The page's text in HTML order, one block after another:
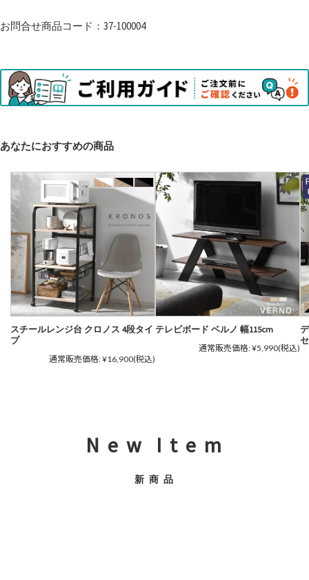
お問合せ商品コード：37-100004
あなたにおすすめの商品
スチールレンジ台 クロノス 4段タイ
プ
通常販売価格:¥16,900(税込)
テレビボード ベルノ 幅115cm
通常販売価格:¥5,990(税込)
N e w I t e m
新 商 品